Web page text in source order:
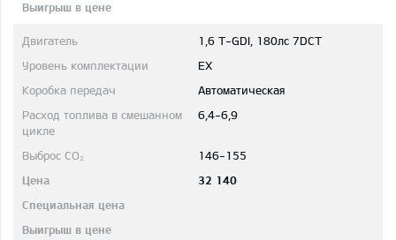
1,6 T-GDI, 180лс 7DCT
EX
Автоматическая
6,4-6,9
146-155
32 140